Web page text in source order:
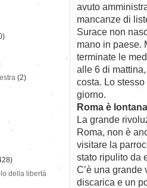
avuto
mancanze di
Surace non
mano in paese.
terminate le
alle 6 di
costa. Lo
giorno.
Roma è lontana
La grande
Roma, non è
visitare la
stato ripulito da
C’è una grande
discarica e un
(2)
della libertà